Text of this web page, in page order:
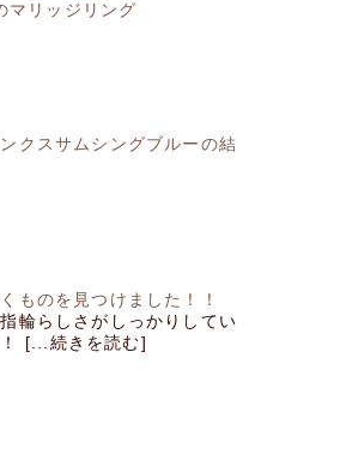
リッジリング
クスサムシングブルーの結
ものを見つけました！！
輪らしさがしっかりしてい
[...続きを読む]